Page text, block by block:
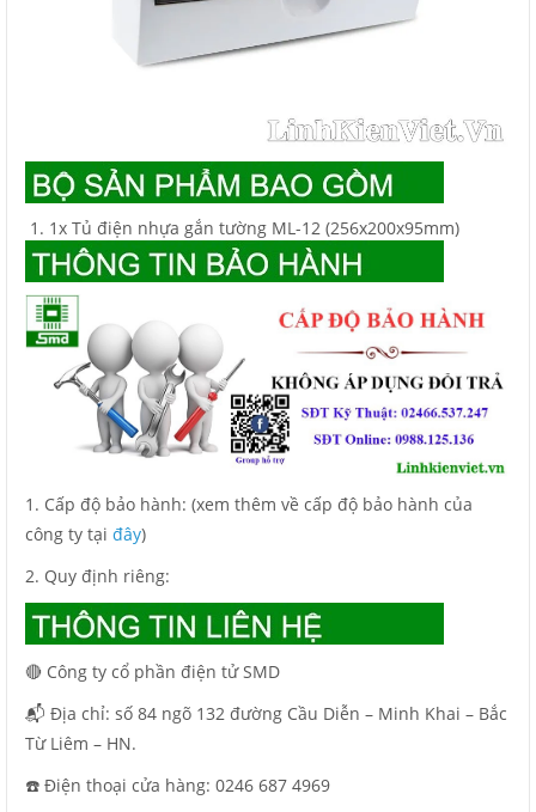
1x Tủ điện nhựa gắn tường ML-12 (256x200x95mm)
1. Cấp độ bảo hành: (xem thêm về cấp độ bảo hành của
công ty tại đây)
2. Quy định riêng:
🔴 Công ty cổ phần điện tử SMD
📬 Địa chỉ: số 84 ngõ 132 đường Cầu Diễn – Minh Khai – Bắc
Từ Liêm – HN.
☎️ Điện thoại cửa hàng: 0246 687 4969